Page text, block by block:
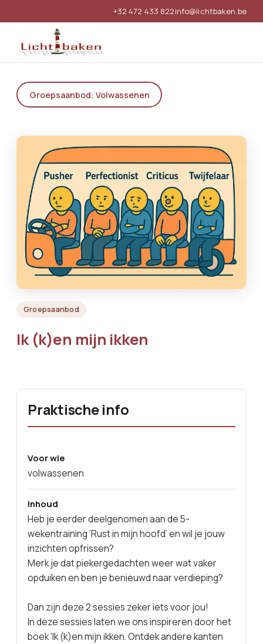
+32 472 433 822info@lichtbaken.be
Groepsaanbod: Volwassenen
Groepsaanbod
Ik (k)en mijn ikken
Praktische info
Voor wie
volwassenen
Inhoud
Heb je eerder deelgenomen aan de 5-
wekentraining ‘Rust in mijn hoofd’ en wil je jouw
inzichten opfrissen?
Merk je dat piekergedachten weer wat vaker
opduiken en ben je benieuwd naar verdieping?
Dan zijn deze 2 sessies zeker iets voor jou!
In deze sessies laten we ons inspireren door het
boek ‘Ik (k)en mijn ikken. Ontdek andere kanten